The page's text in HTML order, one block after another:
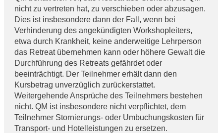
nicht zu vertreten hat, zu verschieben oder abzusagen.
Dies ist insbesondere dann der Fall, wenn bei
Verhinderung des angekündigten Workshopleiters,
etwa durch Krankheit, keine anderweitige Lehrperson
das Retreat übernehmen kann oder höhere Gewalt die
Durchführung des Retreats gefährdet oder
beeinträchtigt. Der Teilnehmer erhält dann den
Kursbetrag unverzüglich zurückerstattet.
Weitergehende Ansprüche des Teilnehmers bestehen
nicht. QM ist insbesondere nicht verpflichtet, dem
Teilnehmer Stornierungs- oder Umbuchungskosten für
Transport- und Hotelleistungen zu ersetzen.